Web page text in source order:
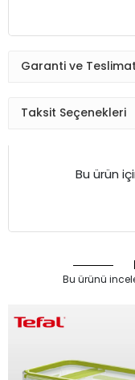
Garanti ve Teslimat
Taksit Seçenekleri
Bu ürün
Bu ürünü